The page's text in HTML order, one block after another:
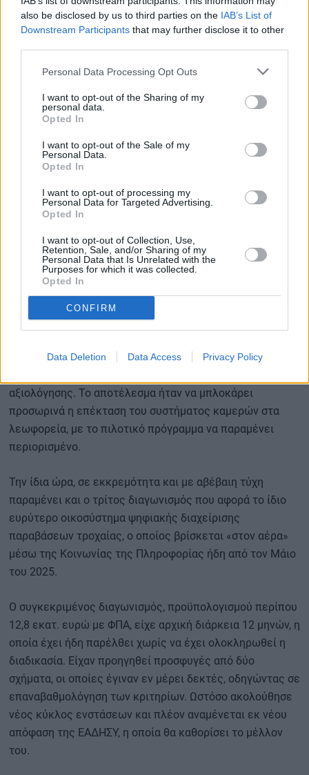
also be disclosed by us to third parties on the IAB’s List of
Downstream Participants that may further disclose it to other
Personal Data Processing Opt Outs
I want to opt-out of the Sharing of my
personal data.
Opted In
I want to opt-out of the Sale of my
Personal Data.
Opted In
I want to opt-out of processing my
Personal Data for Targeted Advertising.
Opted In
I want to opt-out of Collection, Use,
Retention, Sale, and/or Sharing of my
Personal Data that Is Unrelated with the
Purposes for which it was collected.
Opted In
CONFIRM
Data Deletion Data Access Privacy Policy
Ο εν λόγω διαγωνισμός όμως δεν είναι ο μοναδικός, τον
οποίο «φρέναρε» η ΕΑΔΗΣΥ. Μόλις πριν δύο μήνες, είχε
προηγηθεί ο διαγωνισμός της ΟΣΥ για την τοποθέτηση
ιδιαίτερα ως εργαλείο ελέγχου παραβάσεων στις
λεωφορειολωρίδες και βελτίωσης της κυκλοφορίας.
Η ΕΑΔΗΣΥ έκανε δεκτή προσφυγή συμμετέχουσας
διακήρυξης, κρίνοντας ότι ορισμένοι όροι ήταν
δυσανάλογοι, ασαφείς ή περιόριζαν τον ανταγωνισμό.
διαλειτουργικότητας με υφιστάμενο σύστημα χωρίς να
υπάρχουν δημοσιευμένες τεχνικές προδιαγραφές.
Σύμφωνα με την προσφυγή, αυτό δημιουργούσε συνθήκες
που πρακτικά μόνο ο προηγούμενος ανάδοχος ή
συνεργαζόμενα σχήματα μπορούσαν να καλύψουν.
Η Αρχή δέχθηκε επίσης επιχειρήματα περί υπερβολικών
αξιολόγησης. Το αποτέλεσμα ήταν να μπλοκάρει
προσωρινά η επέκταση του συστήματος καμερών στα
λεωφορεία, με το πιλοτικό πρόγραμμα να παραμένει
περιορισμένο.
Την ίδια ώρα, σε εκκρεμότητα και με αβέβαιη τύχη
παραμένει και ο τρίτος διαγωνισμός που αφορά το ίδιο
ευρύτερο οικοσύστημα ψηφιακής διαχείρισης
παραβάσεων τροχαίας, ο οποίος βρίσκεται «στον αέρα»
μέσω της Κοινωνίας της Πληροφορίας ήδη από τον Μάιο
του 2025.
Ο συγκεκριμένος διαγωνισμός, προϋπολογισμού περίπου
12,8 εκατ. ευρώ με ΦΠΑ, είχε αρχική διάρκεια 12 μηνών, η
οποία έχει ήδη παρέλθει χωρίς να έχει ολοκληρωθεί η
διαδικασία. Είχαν προηγηθεί προσφυγές από δύο
σχήματα, οι οποίες έγιναν εν μέρει δεκτές, οδηγώντας σε
επαναβαθμολόγηση των κριτηρίων. Ωστόσο ακολούθησε
νέος κύκλος ενστάσεων και πλέον αναμένεται εκ νέου
απόφαση της ΕΑΔΗΣΥ, η οποία θα καθορίσει το μέλλον
του.